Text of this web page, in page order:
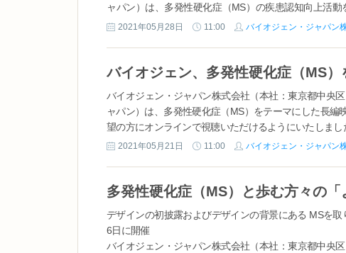
ャパン）は、多発性硬化症（MS）の疾患認知向上活
界多発性硬化症の日、毎年5月30日）に合わせ、2019年
2021年05月28日 11:00 バイオジェン・ジャパン
バイオジェン・ジャパン株式会社（本社：東京都中央
ャパン）は、多発性硬化症（MS）をテーマにした長
望の方にオンラインで視聴いただけるようにいたしまし
2021年05月21日 11:00 バイオジェン・ジャパン
デザインの初披露およびデザインの背景にある MSを
6日に開催
バイオジェン・ジャパン株式会社（本社：東京都中央